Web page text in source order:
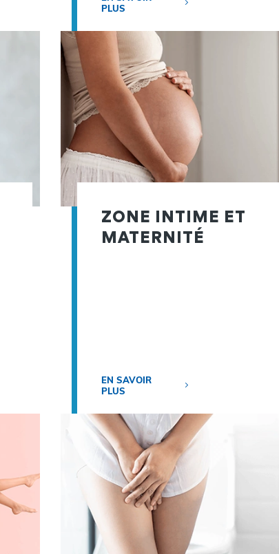
PLUS
ZONE INTIME ET
MATERNITÉ
EN SAVOIR
PLUS